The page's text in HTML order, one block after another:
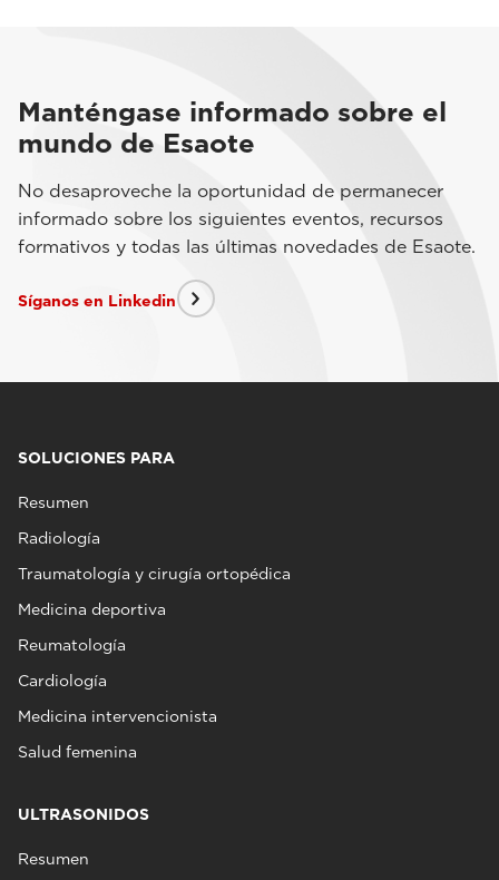
Manténgase informado sobre el
mundo de Esaote
No desaproveche la oportunidad de permanecer
informado sobre los siguientes eventos, recursos
formativos y todas las últimas novedades de Esaote.
Síganos en Linkedin
SOLUCIONES PARA
Resumen
Radiología
Traumatología y cirugía ortopédica
Medicina deportiva
Reumatología
Cardiología
Medicina intervencionista
Salud femenina
ULTRASONIDOS
Resumen